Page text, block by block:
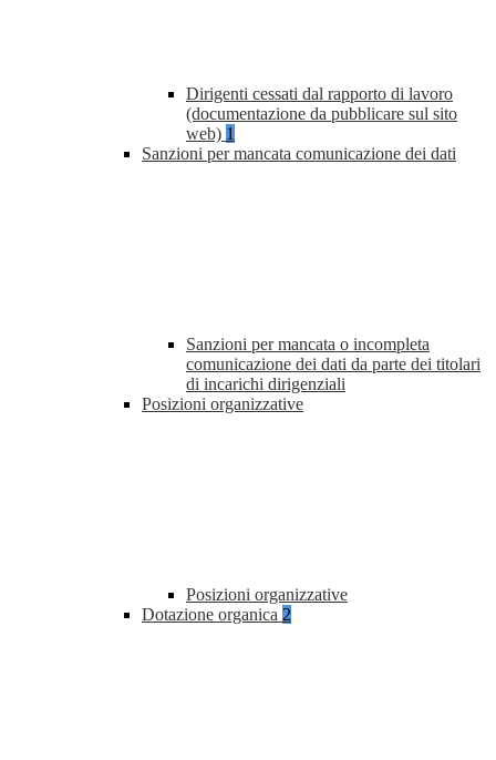
Dirigenti cessati dal rapporto di lavoro
(documentazione da pubblicare sul sito
web) 1
Sanzioni per mancata comunicazione dei dati
Sanzioni per mancata o incompleta
comunicazione dei dati da parte dei titolari
di incarichi dirigenziali
Posizioni organizzative
Posizioni organizzative
Dotazione organica 2